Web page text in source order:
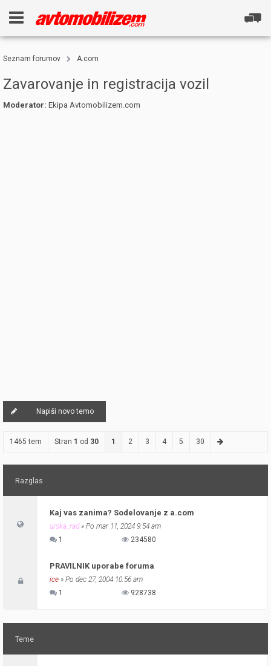
Seznam forumov A.com
Zavarovanje in registracija vozil
Moderator: Ekipa Avtomobilizem.com
Napiši novo temo
1465 tem Stran 1 od 30 1 2 3 4 5 30
Razglas
Kaj vas zanima? Sodelovanje z a.com
urska_rad» Po mar 11, 2024 9:54 am
1
234580
PRAVILNIK uporabe foruma
ice » Po dec 27, 2004 10:56 am
1
928738
Teme